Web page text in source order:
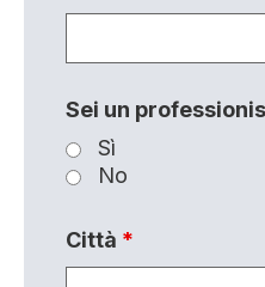
Sei un
Sì
No
Città *